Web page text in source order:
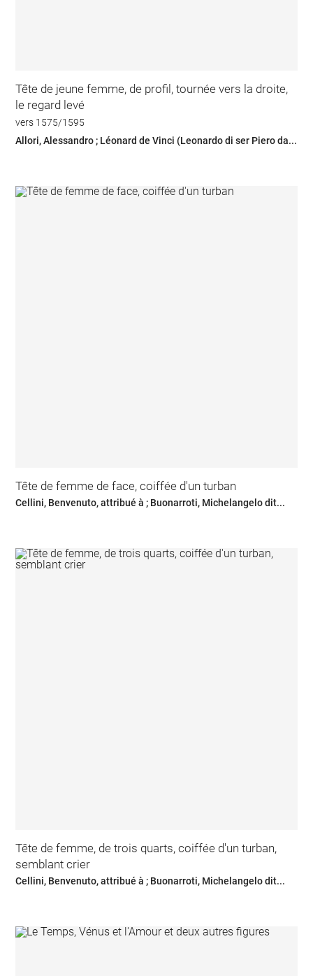
Tête de jeune femme, de profil, tournée vers la droite,
le regard levé
vers 1575/1595
Allori, Alessandro ; Léonard de Vinci (Leonardo di ser Piero da...
Tête de femme de face, coiffée d'un turban
Cellini, Benvenuto, attribué à ; Buonarroti, Michelangelo dit...
Tête de femme, de trois quarts, coiffée d'un turban,
semblant crier
Cellini, Benvenuto, attribué à ; Buonarroti, Michelangelo dit...